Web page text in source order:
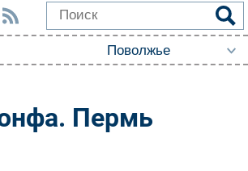
Промышленности
Пермь